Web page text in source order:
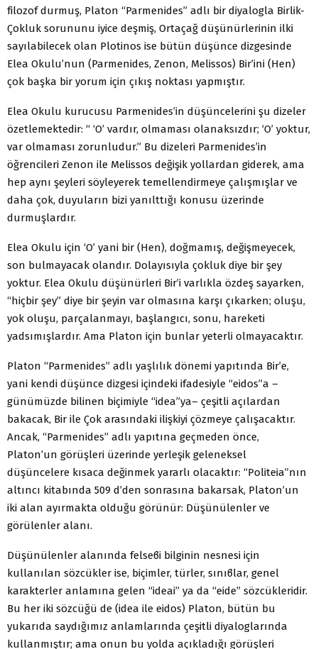
filozof durmuş, Platon “Parmenides” adlı bir diyalogla Birlik-
Çokluk sorununu iyice deşmiş, Ortaçağ düşünürlerinin ilki
sayılabilecek olan Plotinos ise bütün düşünce dizgesinde
Elea Okulu’nun (Parmenides, Zenon, Melissos) Bir’ini (Hen)
çok başka bir yorum için çıkış noktası yapmıştır.
Elea Okulu kurucusu Parmenides’in düşüncelerini şu dizeler
özetlemektedir: “ ‘O’ vardır, olmaması olanaksızdır; ‘O’ yoktur,
var olmaması zorunludur.” Bu dizeleri Parmenides’in
öğrencileri Zenon ile Melissos değişik yollardan giderek, ama
hep aynı şeyleri söyleyerek temellendirmeye çalışmışlar ve
daha çok, duyuların bizi yanılttığı konusu üzerinde
durmuşlardır.
Elea Okulu için ‘O’ yani bir (Hen), doğmamış, değişmeyecek,
son bulmayacak olandır. Dolayısıyla çokluk diye bir şey
yoktur. Elea Okulu düşünürleri Bir’i varlıkla özdeş sayarken,
“hiçbir şey” diye bir şeyin var olmasına karşı çıkarken; oluşu,
yok oluşu, parçalanmayı, başlangıcı, sonu, hareketi
yadsımışlardır. Ama Platon için bunlar yeterli olmayacaktır.
Platon “Parmenides” adlı yaşlılık dönemi yapıtında Bir’e,
yani kendi düşünce dizgesi içindeki ifadesiyle “eidos”a –
günümüzde bilinen biçimiyle “idea”ya– çeşitli açılardan
bakacak, Bir ile Çok arasındaki ilişkiyi çözmeye çalışacaktır.
Ancak, “Parmenides” adlı yapıtına geçmeden önce,
Platon’un görüşleri üzerinde yerleşik geleneksel
düşüncelere kısaca değinmek yararlı olacaktır: “Politeia”nın
altıncı kitabında 509 d’den sonrasına bakarsak, Platon’un
iki alan ayırmakta olduğu görünür: Düşünülenler ve
görülenler alanı.
Düşünülenler alanında felseϐi bilginin nesnesi için
kullanılan sözcükler ise, biçimler, türler, sınıϐlar, genel
karakterler anlamına gelen “ideai” ya da “eide” sözcükleridir.
Bu her iki sözcüğü de (idea ile eidos) Platon, bütün bu
yukarıda saydığımız anlamlarında çeşitli diyaloglarında
kullanmıştır; ama onun bu yolda açıkladığı görüşleri